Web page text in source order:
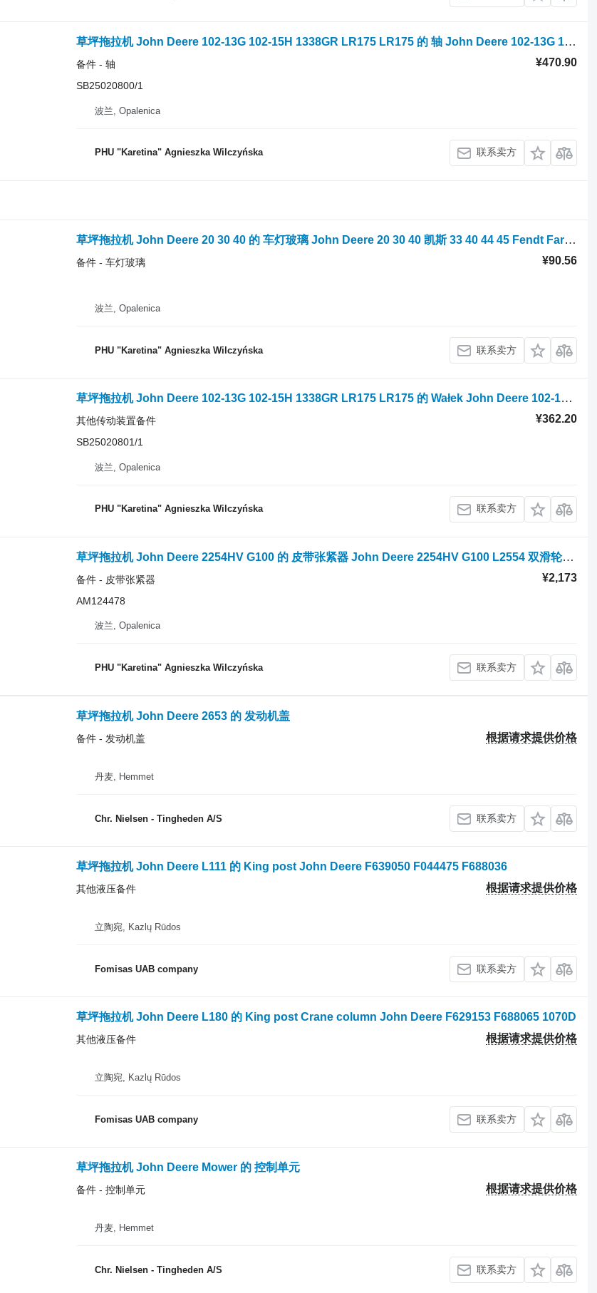
草坪拖拉机 John Deere 102-13G 102-15H 1338GR LR175 LR175 的 轴 John Deere 102-13G 102-15H 1338GR LR175 LR175 Wałek SB25020800/1
¥470.90
备件 - 轴
SB25020800/1
波兰, Opalenica
PHU "Karetina" Agnieszka Wilczyńska 联系卖方
草坪拖拉机 John Deere 20 30 40 的 车灯玻璃 John Deere 20 30 40 凯斯 33 40 44 45 Fendt Farmer 200 Deutz-Fahr DX Klosz L
¥90.56
备件 - 车灯玻璃
波兰, Opalenica
PHU "Karetina" Agnieszka Wilczyńska 联系卖方
草坪拖拉机 John Deere 102-13G 102-15H 1338GR LR175 LR175 的 Wałek John Deere 102-13G 102-15H 1338GR LR175 LR175 Wałek SB25020801/1
¥362.20
其他传动装置备件
SB25020801/1
波兰, Opalenica
PHU "Karetina" Agnieszka Wilczyńska 联系卖方
草坪拖拉机 John Deere 2254HV G100 的 皮带张紧器 John Deere 2254HV G100 L2554 双滑轮张紧器 AM124478
¥2,173
备件 - 皮带张紧器
AM124478
波兰, Opalenica
PHU "Karetina" Agnieszka Wilczyńska 联系卖方
草坪拖拉机 John Deere 2653 的 发动机盖
根据请求提供价格
备件 - 发动机盖
丹麦, Hemmet
Chr. Nielsen - Tingheden A/S 联系卖方
草坪拖拉机 John Deere L111 的 King post John Deere F639050 F044475 F688036
根据请求提供价格
其他液压备件
立陶宛, Kazlų Rūdos
Fomisas UAB company 联系卖方
草坪拖拉机 John Deere L180 的 King post Crane column John Deere F629153 F688065 1070D
根据请求提供价格
其他液压备件
立陶宛, Kazlų Rūdos
Fomisas UAB company 联系卖方
草坪拖拉机 John Deere Mower 的 控制单元
根据请求提供价格
备件 - 控制单元
丹麦, Hemmet
Chr. Nielsen - Tingheden A/S 联系卖方